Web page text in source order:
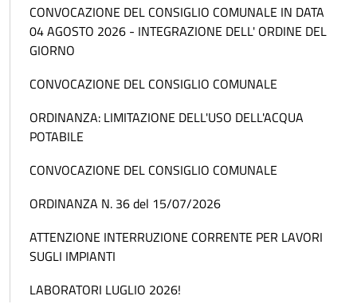
CONVOCAZIONE DEL CONSIGLIO COMUNALE IN DATA
04 AGOSTO 2026 - INTEGRAZIONE DELL' ORDINE DEL
GIORNO
CONVOCAZIONE DEL CONSIGLIO COMUNALE
ORDINANZA: LIMITAZIONE DELL'USO DELL'ACQUA
POTABILE
CONVOCAZIONE DEL CONSIGLIO COMUNALE
ORDINANZA N. 36 del 15/07/2026
ATTENZIONE INTERRUZIONE CORRENTE PER LAVORI
SUGLI IMPIANTI
LABORATORI LUGLIO 2026!